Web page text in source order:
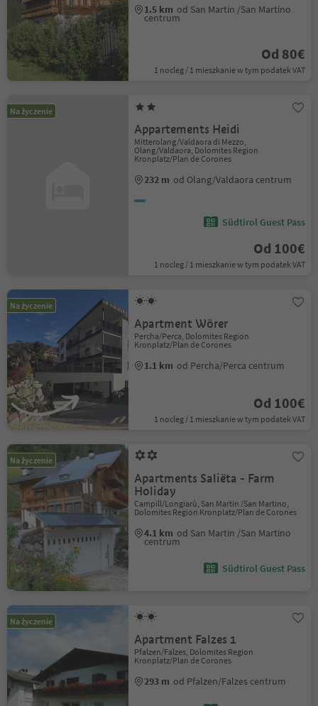
1.5 km od San Martin /San Martino
centrum
Od 80€
1 nocleg / 1 mieszkanie w tym podatek VAT
Na życzenie
Appartements Heidi
Mitterolang/Valdaora di Mezzo,
Olang/Valdaora, Dolomites Region
Kronplatz/Plan de Corones
232 m od Olang/Valdaora centrum
Südtirol Guest Pass
Od 100€
1 nocleg / 1 mieszkanie w tym podatek VAT
Na życzenie
Apartment Wörer
Percha/Perca, Dolomites Region
Kronplatz/Plan de Corones
1.1 km od Percha/Perca centrum
Od 100€
1 nocleg / 1 mieszkanie w tym podatek VAT
Na życzenie
Apartments Saliëta - Farm
Holiday
Campill/Longiarù, San Martin /San Martino,
Dolomites Region Kronplatz/Plan de Corones
4.1 km od San Martin /San Martino
centrum
Südtirol Guest Pass
Na życzenie
Apartment Falzes 1
Pfalzen/Falzes, Dolomites Region
Kronplatz/Plan de Corones
293 m od Pfalzen/Falzes centrum